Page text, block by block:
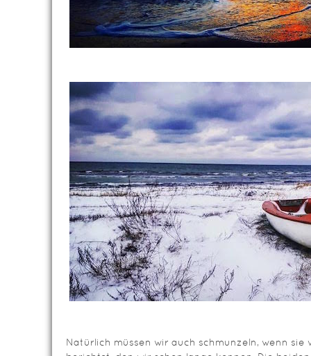
Natürlich müssen wir auch schmunzeln, wenn sie